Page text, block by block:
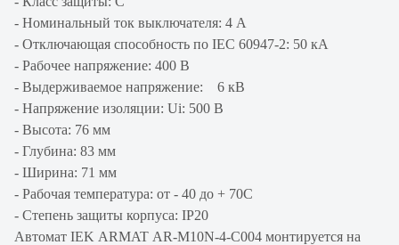
- Номинальный ток выключателя: 4 А
- Отключающая способность по IEC 60947-2: 50 кА
- Рабочее напряжение: 400 В
- Выдерживаемое напряжение: 6 кВ
- Напряжение изоляции: Ui: 500 В
- Высота: 76 мм
- Глубина: 83 мм
- Ширина: 71 мм
- Рабочая температура: от - 40 до + 70С
- Степень защиты корпуса: IP20
Автомат IEK ARMAT AR-M10N-4-C004 монтируется на